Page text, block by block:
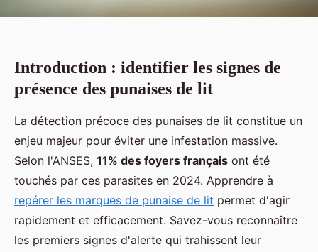
Introduction : identifier les signes de
présence des punaises de lit
La détection précoce des punaises de lit constitue un
enjeu majeur pour éviter une infestation massive.
Selon l'ANSES, 11% des foyers français ont été
touchés par ces parasites en 2024. Apprendre à
repérer les marques de punaise de lit permet d'agir
rapidement et efficacement. Savez-vous reconnaître
les premiers signes d'alerte qui trahissent leur